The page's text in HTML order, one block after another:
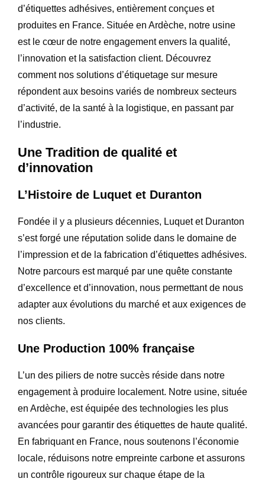
d’étiquettes adhésives, entièrement conçues et
produites en France. Située en Ardèche, notre usine
est le cœur de notre engagement envers la qualité,
l’innovation et la satisfaction client. Découvrez
comment nos solutions d’étiquetage sur mesure
répondent aux besoins variés de nombreux secteurs
d’activité, de la santé à la logistique, en passant par
l’industrie.
Une Tradition de qualité et
d’innovation
L’Histoire de Luquet et Duranton
Fondée il y a plusieurs décennies, Luquet et Duranton
s’est forgé une réputation solide dans le domaine de
l’impression et de la fabrication d’étiquettes adhésives.
Notre parcours est marqué par une quête constante
d’excellence et d’innovation, nous permettant de nous
adapter aux évolutions du marché et aux exigences de
nos clients.
Une Production 100% française
L’un des piliers de notre succès réside dans notre
engagement à produire localement. Notre usine, située
en Ardèche, est équipée des technologies les plus
avancées pour garantir des étiquettes de haute qualité.
En fabriquant en France, nous soutenons l’économie
locale, réduisons notre empreinte carbone et assurons
un contrôle rigoureux sur chaque étape de la